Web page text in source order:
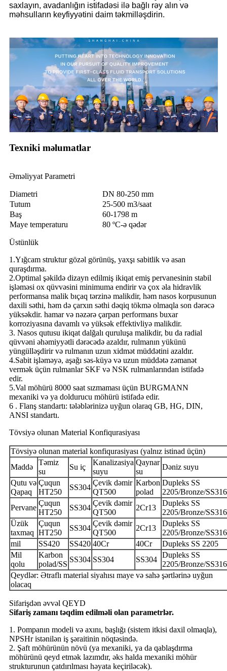
saxlayın, avadanlığın istifadəsi ilə bağlı rəy alın və
məhsulların keyfiyyətini daim təkmilləşdirin.
Texniki məlumatlar
Əməliyyat Parametri
Diametri
DN 80-250 mm
Tutum
25-500 m3/saat
Baş
60-1798 m
Maye temperaturu
80 ºC-ə qədər
Üstünlük
1.Yığcam struktur gözəl görünüş, yaxşı sabitlik və asan
quraşdırma.
2.Optimal şəkildə dizayn edilmiş ikiqat emiş pervanesinin stabil
işləməsi ox qüvvəsini minimuma endirir və çox əla hidravlik
performansa malik bıçaq tərzinə malikdir, həm nasos korpusunun
daxili səthi, həm də çarxın səthi dəqiq tökmə olmaqla son dərəcə
yüksəkdir. hamar və nəzərə çarpan performans buxar
korroziyasına davamlı və yüksək effektivliyə malikdir.
3. Nasos qutusu ikiqat dalğalı quruluşa malikdir, bu da radial
qüvvəni əhəmiyyətli dərəcədə azaldır, rulmanın yükünü
yüngülləşdirir və rulmanın uzun xidmət müddətini azaldır.
4.Sabit işləməyə, aşağı səs-küyə və uzun müddətə zəmanət
vermək üçün rulmanlar SKF və NSK rulmanlarından istifadə
edir.
5.Val möhürü 8000 saat sızmaması üçün BURGMANN
mexaniki və ya doldurucu möhürü istifadə edir.
6 . Flanş standartı: tələblərinizə uyğun olaraq GB, HG, DIN,
ANSI standartı.
Tövsiyə olunan Material Konfiqurasiyası
Tövsiyə olunan material konfiqurasiyası (yalnız istinad üçün)
Maddə
Təmiz
su
Su iç
Kanalizasiya
suyu
Qaynar
su
Dəniz suyu
Qutu və
Qapaq
Çuqun
HT250
SS304
Çevik dəmir
QT500
Karbon
polad
Dupleks SS
2205/Bronze/
Pervane
Çuqun
HT250
SS304
Çevik dəmir
QT500
2Cr13
Dupleks SS
2205/Bronze/
Üzük
taxmaq
Çuqun
HT250
SS304
Çevik dəmir
QT500
2Cr13
Dupleks SS
2205/Bronze/
mil
SS420 SS420 40Cr 40Cr
Dupleks SS 2205
Mil
qolu
Karbon
polad/SS
SS304 SS304 SS304
Dupleks SS
2205/Bronze/
Qeydlər: Ətraflı material siyahısı maye və sahə şərtlərinə uyğun
olacaq
Sifarişdən əvvəl QEYD
Sifariş zamanı təqdim edilməli olan parametrlər.
1. Pompanın modeli və axını, başlığı (sistem itkisi daxil olmaqla),
NPSHr istənilən iş şəraitinin nöqtəsində.
2. Şaft möhürünün növü (ya mexaniki, ya da qablaşdırma
möhürünü qeyd etmək lazımdır, əks halda mexaniki möhür
strukturunun çatdırılması həyata keçiriləcək).